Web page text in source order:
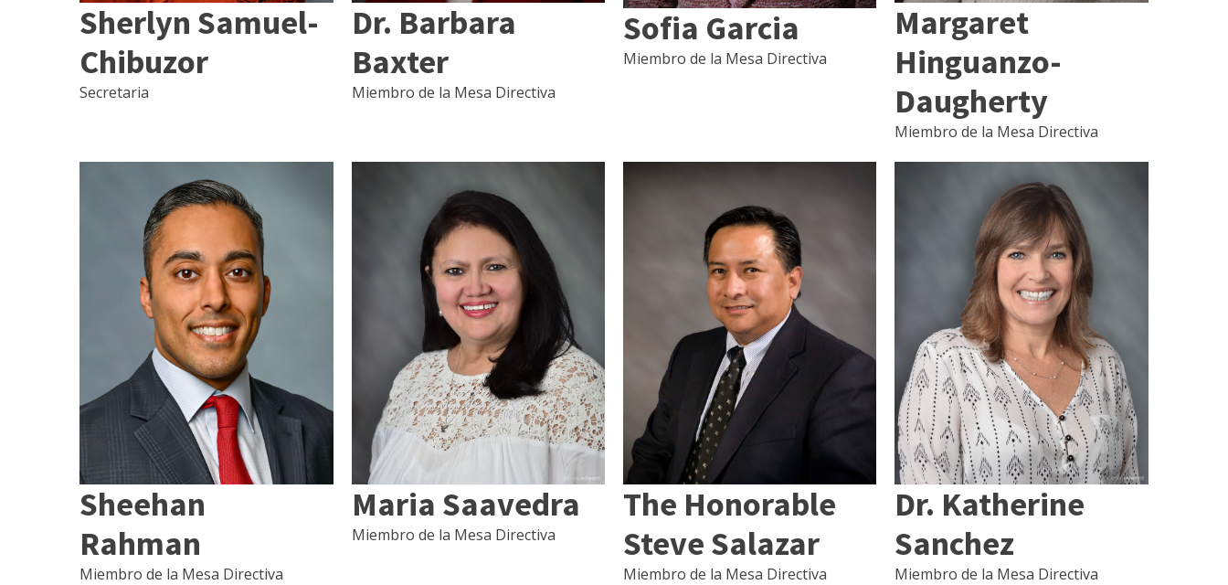
Sherlyn Samuel-
Chibuzor
Secretaria
Dr. Barbara
Baxter
Miembro de la Mesa Directiva
Sofia Garcia
Miembro de la Mesa Directiva
Margaret
Hinguanzo-
Daugherty
Miembro de la Mesa Directiva
Sheehan
Rahman
Miembro de la Mesa Directiva
Maria Saavedra
Miembro de la Mesa Directiva
The Honorable
Steve Salazar
Miembro de la Mesa Directiva
Dr. Katherine
Sanchez
Miembro de la Mesa Directiva